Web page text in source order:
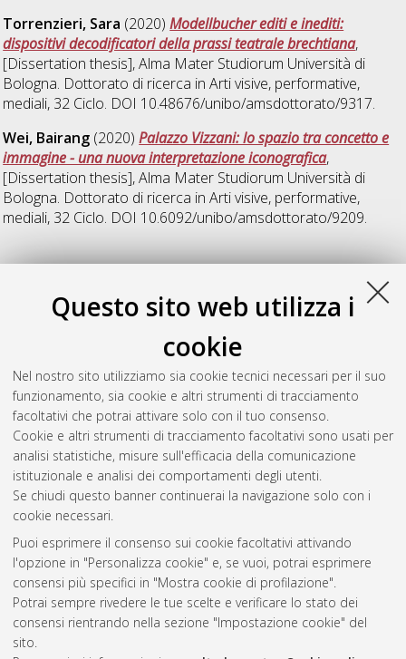
Questo sito web utilizza i
cookie
Nel nostro sito utilizziamo sia cookie tecnici necessari per il suo
funzionamento, sia cookie e altri strumenti di tracciamento
facoltativi che potrai attivare solo con il tuo consenso.
Cookie e altri strumenti di tracciamento facoltativi sono usati per
analisi statistiche, misure sull'efficacia della comunicazione
istituzionale e analisi dei comportamenti degli utenti.
Se chiudi questo banner continuerai la navigazione solo con i
cookie necessari.
Puoi esprimere il consenso sui cookie facoltativi attivando
l'opzione in "Personalizza cookie" e, se vuoi, potrai esprimere
consensi più specifici in "Mostra cookie di profilazione".
Potrai sempre rivedere le tue scelte e verificare lo stato dei
consensi rientrando nella sezione "Impostazione cookie" del
sito.
Torrenzieri, Sara (2020)Modellbucher editi e inediti:
dispositivi decodificatori della prassi teatrale brechtiana,
[Dissertation thesis], Alma Mater Studiorum Università di
Bologna. Dottorato di ricerca inArti visive, performative,
mediali, 32 Ciclo. DOI 10.48676/unibo/amsdottorato/9317.
Wei, Bairang (2020)Palazzo Vizzani: lo spazio tra concetto e
immagine - una nuova interpretazione iconografica,
[Dissertation thesis], Alma Mater Studiorum Università di
Bologna. Dottorato di ricerca inArti visive, performative,
mediali, 32 Ciclo. DOI 10.6092/unibo/amsdottorato/9209.
34
Japon Franco, Rafael (2020)
The influence of Italian painting
in the Sevillian baroque school, [Dissertation thesis], Alma
Mater Studiorum Università di Bologna. Dottorato di ricerca in
Arti visive, performative, mediali, 34 Ciclo. DOI
10.48676/unibo/amsdottorato/9137.
Questa lista e' stata generata ilSun Aug 9 20:50:41 2026
Atom
Rss 1.0
Rss 2.0